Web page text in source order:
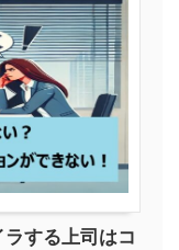
する上司はコ